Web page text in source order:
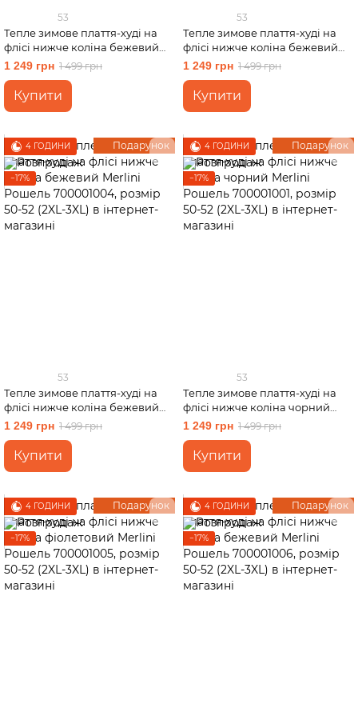
53
Тепле зимове плаття-худі на
флісі нижче коліна бежевий
Merlini Рошель 700001004,
розмір 42-44 (S-M)
1 249 грн 1 499 грн
Купити
53
Тепле зимове плаття-худі на
флісі нижче коліна бежевий
Merlini Рошель 700001004,
розмір 46-48 (L-XL)
1 249 грн 1 499 грн
Купити
Подарунок
4 ГОДИНИ
−17%
53
Тепле зимове плаття-худі на
флісі нижче коліна бежевий
Merlini Рошель 700001004,
розмір 50-52 (2XL-3XL)
1 249 грн 1 499 грн
Купити
Подарунок
4 ГОДИНИ
−17%
53
Тепле зимове плаття-худі на
флісі нижче коліна чорний
Merlini Рошель 700001001,
розмір 50-52 (2XL-3XL)
1 249 грн 1 499 грн
Купити
Подарунок
4 ГОДИНИ
−17%
Подарунок
4 ГОДИНИ
−17%